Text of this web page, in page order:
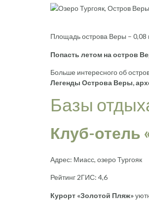
Площадь острова Веры – 0,08
Попасть летом на остров
Больше интересного об
Легенды Острова Веры,
Базы
Клуб-отель
Адрес: Миасс, озеро Тургояк
Рейтинг 2ГИС: 4,6
Курорт «Золотой Пляж»